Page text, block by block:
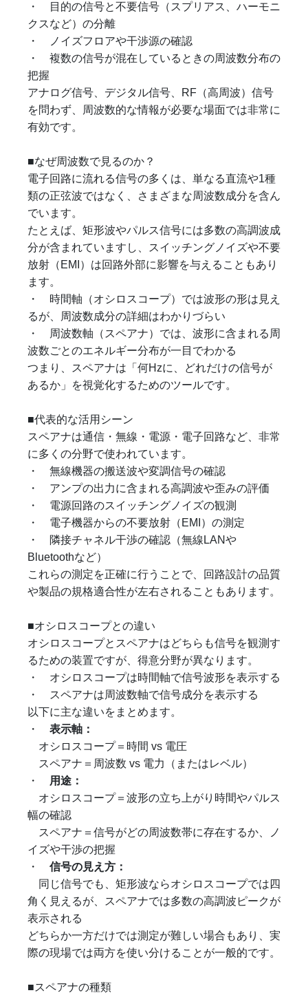
・ 目的の信号と不要信号（スプリアス、ハーモニ
クスなど）の分離
・ ノイズフロアや干渉源の確認
・ 複数の信号が混在しているときの周波数分布の
把握
アナログ信号、デジタル信号、RF（高周波）信号
を問わず、周波数的な情報が必要な場面では非常に
有効です。
■なぜ周波数で見るのか？
電子回路に流れる信号の多くは、単なる直流や1種
類の正弦波ではなく、さまざまな周波数成分を含ん
でいます。
たとえば、矩形波やパルス信号には多数の高調波成
分が含まれていますし、スイッチングノイズや不要
放射（EMI）は回路外部に影響を与えることもあり
ます。
・ 時間軸（オシロスコープ）では波形の形は見え
るが、周波数成分の詳細はわかりづらい
・ 周波数軸（スペアナ）では、波形に含まれる周
波数ごとのエネルギー分布が一目でわかる
つまり、スペアナは「何Hzに、どれだけの信号が
あるか」を視覚化するためのツールです。
■代表的な活用シーン
スペアナは通信・無線・電源・電子回路など、非常
に多くの分野で使われています。
・ 無線機器の搬送波や変調信号の確認
・ アンプの出力に含まれる高調波や歪みの評価
・ 電源回路のスイッチングノイズの観測
・ 電子機器からの不要放射（EMI）の測定
・ 隣接チャネル干渉の確認（無線LANや
Bluetoothなど）
これらの測定を正確に行うことで、回路設計の品質
や製品の規格適合性が左右されることもあります。
■オシロスコープとの違い
オシロスコープとスペアナはどちらも信号を観測す
るための装置ですが、得意分野が異なります。
・ オシロスコープは時間軸で信号波形を表示する
・ スペアナは周波数軸で信号成分を表示する
以下に主な違いをまとめます。
・ 表示軸：
オシロスコープ＝時間 vs 電圧
スペアナ＝周波数 vs 電力（またはレベル）
・
用途：
オシロスコープ＝波形の立ち上がり時間やパルス
幅の確認
スペアナ＝信号がどの周波数帯に存在するか、ノ
イズや干渉の把握
・ 信号の見え方：
同じ信号でも、矩形波ならオシロスコープでは四
角く見えるが、スペアナでは多数の高調波ピークが
表示される
どちらか一方だけでは測定が難しい場合もあり、実
際の現場では両方を使い分けることが一般的です。
■スペアナの種類